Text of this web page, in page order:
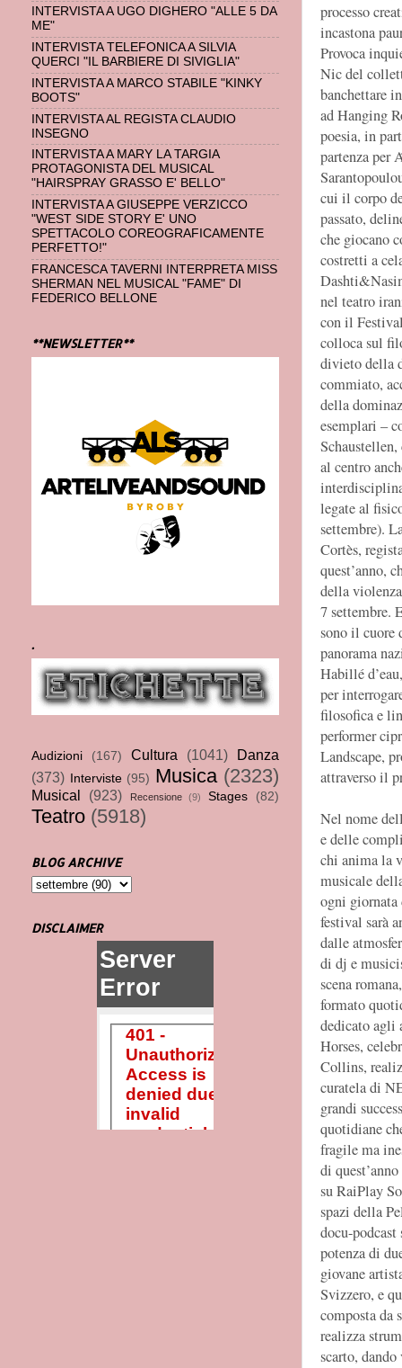
processo
incastona
Provoca
Nic del
banchettare
ad Hanging
poesia, in
partenza per
cui il corpo
passato,
che giocano
costretti a
nel teatro
con il
colloca sul
divieto della
commiato,
della
esemplari –
al centro
legate al
settembre).
Cortès,
quest’anno,
della
7 settembre.
sono il cuore
panorama
Habillé
per
filosofica e
performer
Landscape,
attraverso il
Nel nome
e delle
chi anima la
musicale
ogni giornata
festival sarà
dalle
di dj e
scena
formato
dedicato agli
Horses,
Collins,
curatela di
grandi
quotidiane
fragile ma
di
su RaiPlay
spazi della
docu-podcast
potenza di
giovane
Svizzero, e
composta da
realizza
scarto,
INTERVISTA A UGO DIGHERO "ALLE 5 DA
ME"
INTERVISTA TELEFONICA A SILVIA
QUERCI "IL BARBIERE DI SIVIGLIA"
INTERVISTA A MARCO STABILE "KINKY
BOOTS"
INTERVISTA AL REGISTA CLAUDIO
INSEGNO
INTERVISTA A MARY LA TARGIA
PROTAGONISTA DEL MUSICAL
"HAIRSPRAY GRASSO E' BELLO"
INTERVISTA A GIUSEPPE VERZICCO
"WEST SIDE STORY E' UNO
SPETTACOLO COREOGRAFICAMENTE
PERFETTO!"
FRANCESCA TAVERNI INTERPRETA MISS
SHERMAN NEL MUSICAL "FAME" DI
FEDERICO BELLONE
**NEWSLETTER**
.
Audizioni (167) Cultura (1041)
Danza
(373)
Interviste (95) Musica (2323)
Musical (923) Recensione (9) Stages (82)
Teatro (5918)
BLOG ARCHIVE
DISCLAIMER